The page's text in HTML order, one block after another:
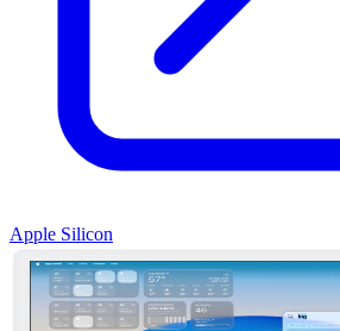
Apple Silicon